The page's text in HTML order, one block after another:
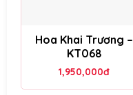
Hoa Khai Trương –
KT068
1,950,000đ